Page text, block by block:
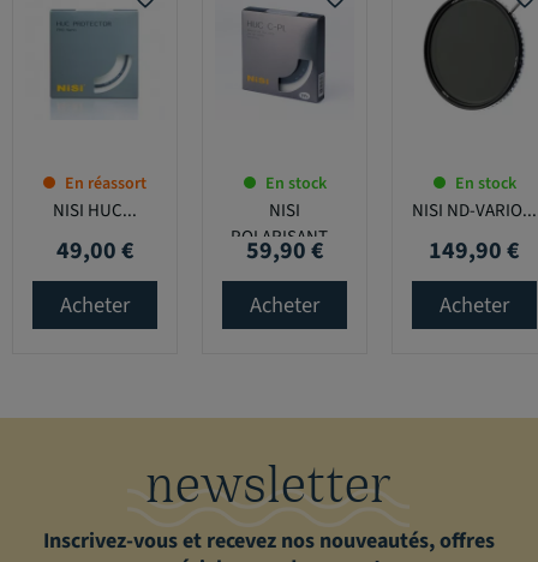
En réassort
NISI HUC...
Prix
49,00 €
Acheter
En stock
NISI
POLARISANT...
Prix
59,90 €
Acheter
En stock
NISI ND-VARIO...
Prix
149,90 €
Acheter
newsletter
Inscrivez-vous et recevez nos nouveautés, offres